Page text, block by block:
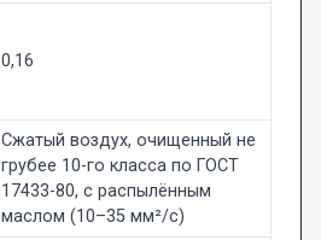
0,16
Сжатый воздух, очищенный не
грубее 10-го класса по ГОСТ
17433-80, с распылённым
маслом (10–35 мм²/с)